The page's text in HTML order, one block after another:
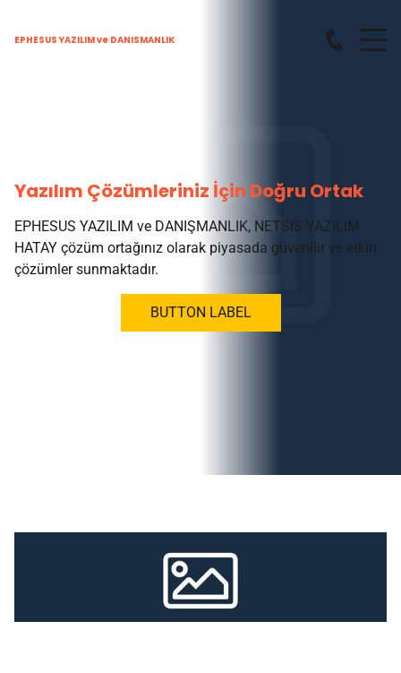
EPHESUS YAZILIM ve DANISMANLIK
Yazılım Çözümleriniz İçin Doğru Ortak
EPHESUS YAZILIM ve DANIŞMANLIK, NETSIS YAZILIM
HATAY çözüm ortağınız olarak piyasada güvenilir ve etkin
çözümler sunmaktadır.
BUTTON LABEL